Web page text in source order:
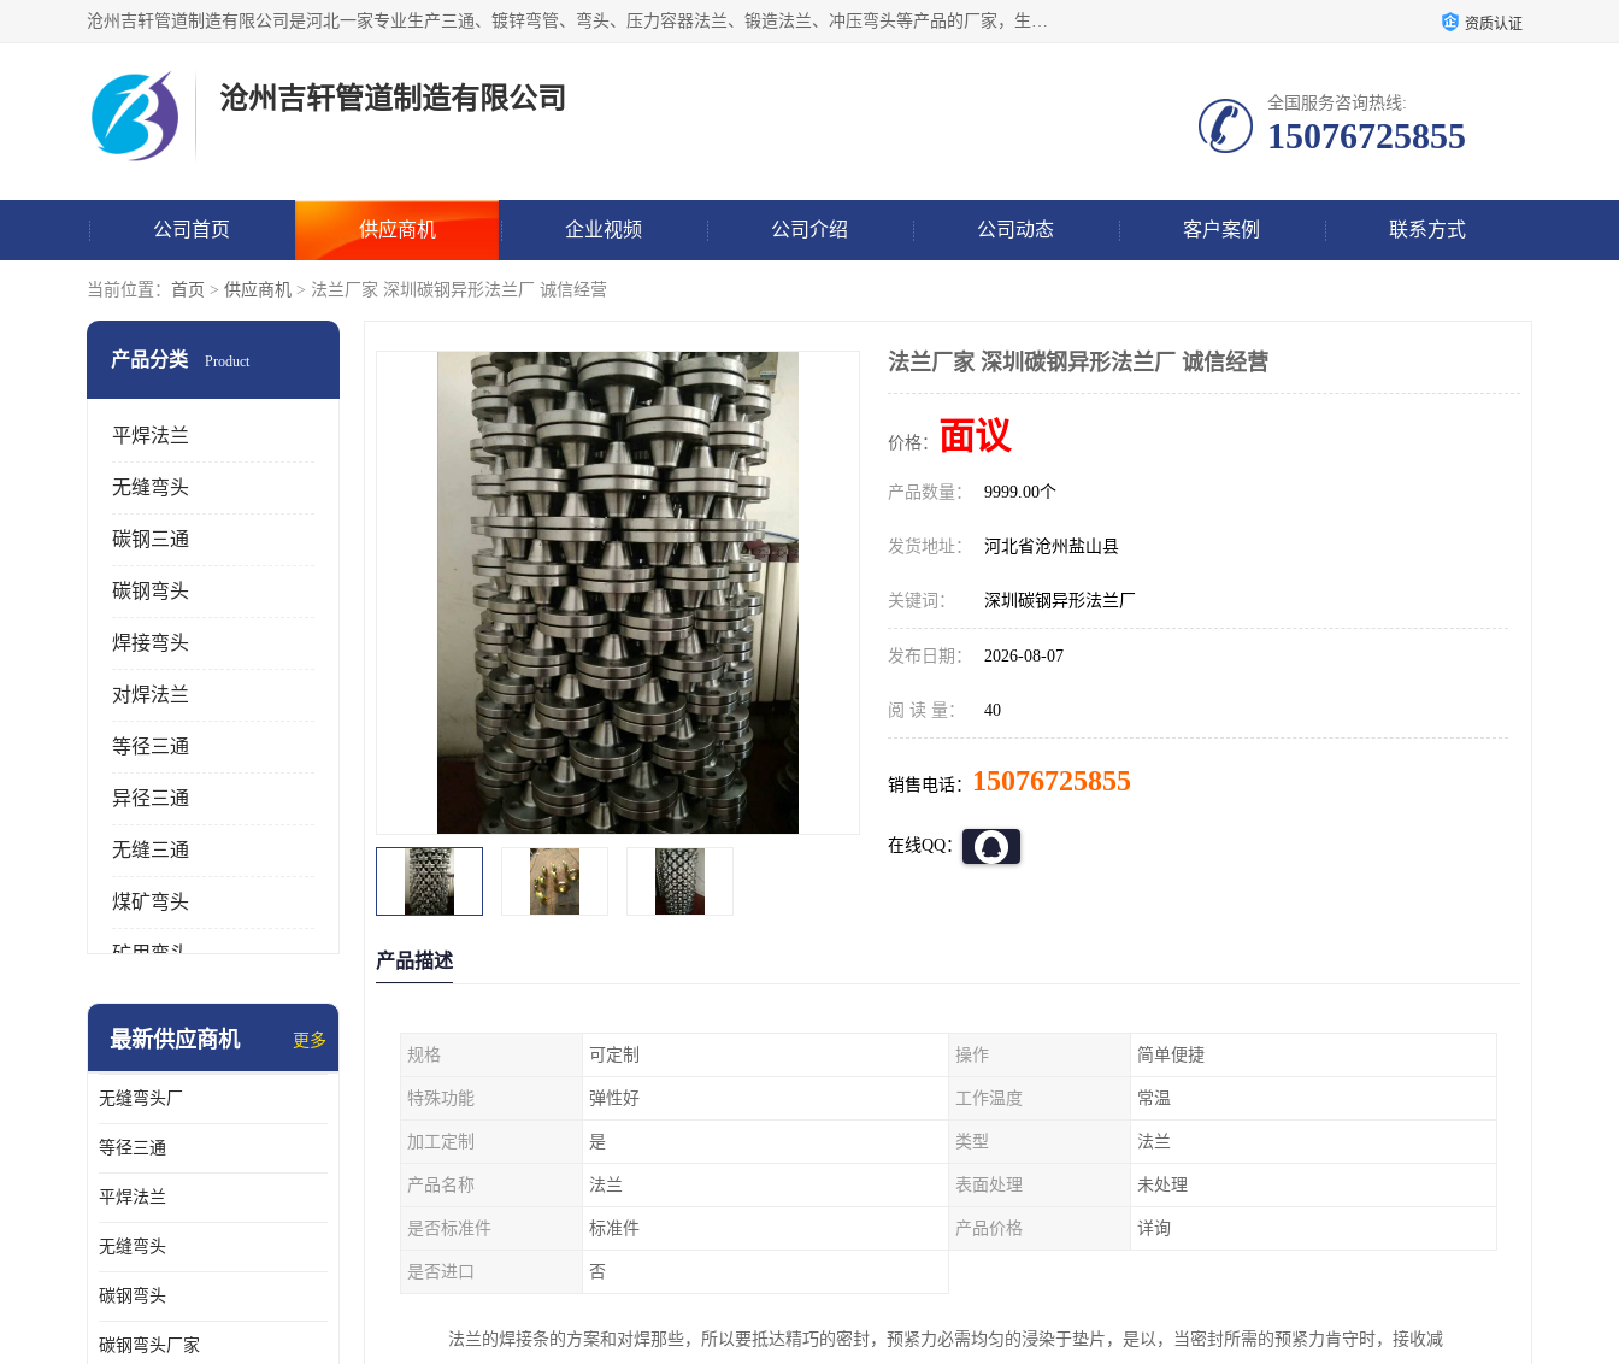
沧州吉轩管道制造有限公司是河北一家专业生产三通、镀锌弯管、弯头、压力容器法兰、锻造法兰、冲压弯头等产品的厂家，生产设备精良，工艺先进，产品规格齐全，售后服务健全。 资质认证
沧州吉轩管道制造有限公司 全国服务咨询热线:
15076725855
公司首页 供应商机 企业视频 公司介绍 公司动态 客户案例 联系方式
当前位置： 首页 > 供应商机 > 法兰厂家 深圳碳钢异形法兰厂 诚信经营
产品分类 Product
平焊法兰
无缝弯头
碳钢三通
碳钢弯头
焊接弯头
对焊法兰
等径三通
异径三通
无缝三通
煤矿弯头
矿用弯头
冲压弯头
热压弯头
镀锌弯头
最新供应商机 更多
无缝弯头厂
等径三通
平焊法兰
无缝弯头
碳钢弯头
碳钢弯头厂家
法兰厂家 深圳碳钢异形法兰厂 诚信经营
价格： 面议
产品数量： 9999.00个
发货地址： 河北省沧州盐山县
关键词： 深圳碳钢异形法兰厂
发布日期： 2026-08-07
阅 读 量： 40
销售电话： 15076725855
在线QQ：
产品描述
规格 可定制 操作 简单便捷
特殊功能 弹性好 工作温度 常温
加工定制 是 类型 法兰
产品名称 法兰 表面处理 未处理
是否标准件 标准件 产品价格 详询
是否进口 否
法兰的焊接条的方案和对焊那些，所以要抵达精巧的密封，预紧力必需均匀的浸染于垫片，是以，当密封所需的预紧力肯守时，接收减